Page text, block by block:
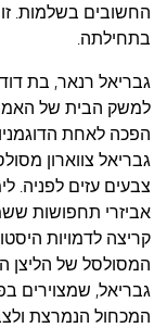
החשובים בשלמות.
בתחילתה.
גבריאל רנאר, בת
הפכה לאחת
גבריאל צווארון
צבעים עזים לפניה.
אביזרי תחפושות
קריצה לדמויות
המסולסל של הליצן
גבריאל, שמצוירים
המכחול הנמרצת